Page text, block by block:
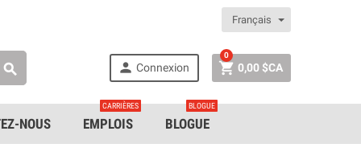
Français
  Connexion  0,00 $CA
0
NOUS EMPLOIS
CARRIÈRES
BLOGUE
BLOGUE